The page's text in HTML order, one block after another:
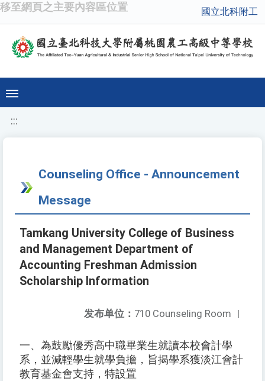
移至網頁之主要內容區位置 國立北科附工
:::
Counseling Office - Announcement
Message
Tamkang University College of Business
and Management Department of
Accounting Freshman Admission
Scholarship Information
发布单位： 710 Counseling Room |
一、為鼓勵優秀高中職畢業生就讀本校會計學
系，並減輕學生就學負擔，旨揭學系獲淡江會計
教育基金會支持，特設置